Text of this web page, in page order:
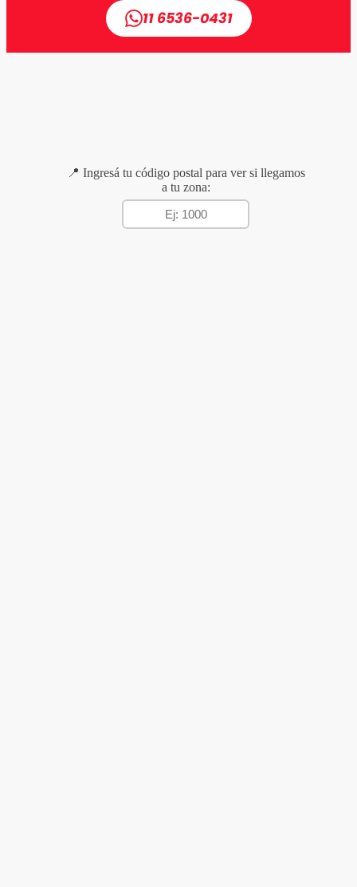
11 6536-0431
📍 Ingresá tu código postal para ver si llegamos
a tu zona: